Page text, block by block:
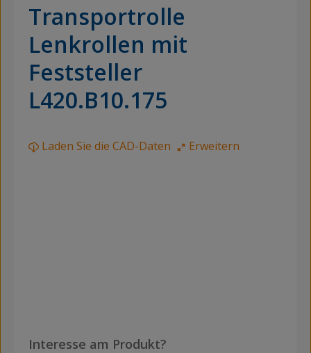
Transportrolle
Lenkrollen mit
Feststeller
L420.B10.175
Laden Sie die CAD-Daten Erweitern
Interesse am Produkt?